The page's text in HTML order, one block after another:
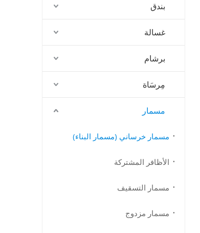
بندق
غسالة
برشام
مِرسَاة
مسمار
مسمار خرساني (مسمار البناء)
الأظافر المشتركة
مسمار التسقيف
مسمار مزدوج